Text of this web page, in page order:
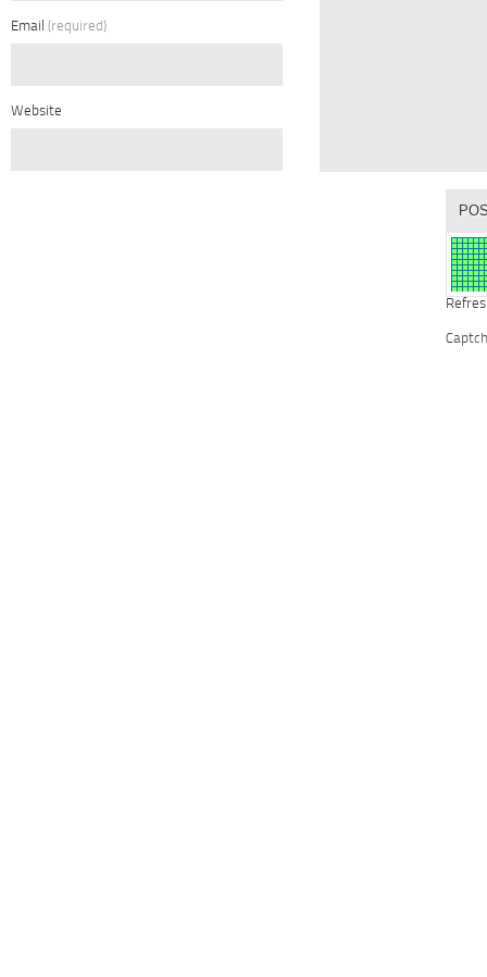
Email (required)
Website